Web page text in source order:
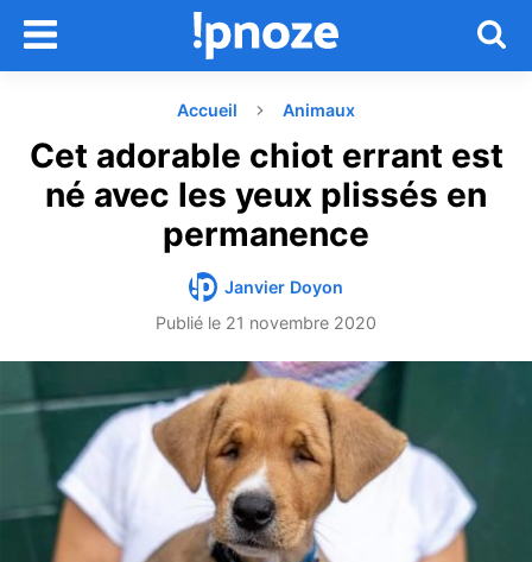
Accueil Animaux
Cet adorable chiot errant est
né avec les yeux plissés en
permanence
Janvier Doyon
Publié le 21 novembre 2020